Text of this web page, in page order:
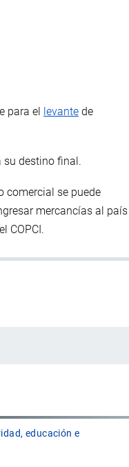
para el levante de
su destino final.
comercial se puede
mercancías al país
COPCI.
educación e